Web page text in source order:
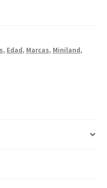
, Edad, Marcas, Miniland,